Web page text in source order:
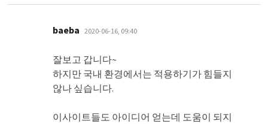
baeba 댓
글:
2020-06-16, 09:40
잘보고 갑니다~
하지만 국내 환경에서는 적용하기가 힘들지
않나 싶습니다.
이사이트들도 아이디어 얻는데 도움이 되지